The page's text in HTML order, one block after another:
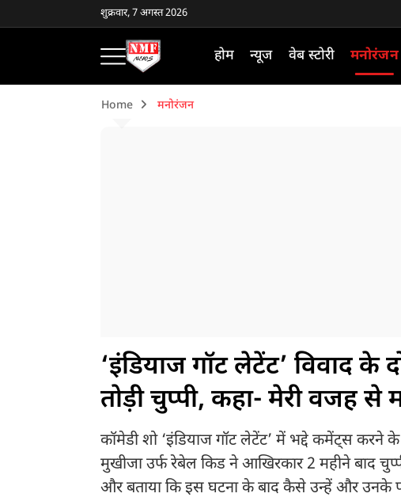
शुक्रवार, 7 अगस्त 2026
होम न्यूज वेब स्टोरी मनोरंजन
Home मनोरंजन
‘इंडियाज गॉट लेटेंट’ विवाद के
तोड़ी चुप्पी, कहा- मेरी वजह से
कॉमेडी शो ‘इंडियाज गॉट लेटेंट’ में भद्दे कमेंट्स करने के
मुखीजा उर्फ रेबेल किड ने आखिरकार 2 महीने बाद
और बताया कि इस घटना के बाद कैसे उन्हें और उनके